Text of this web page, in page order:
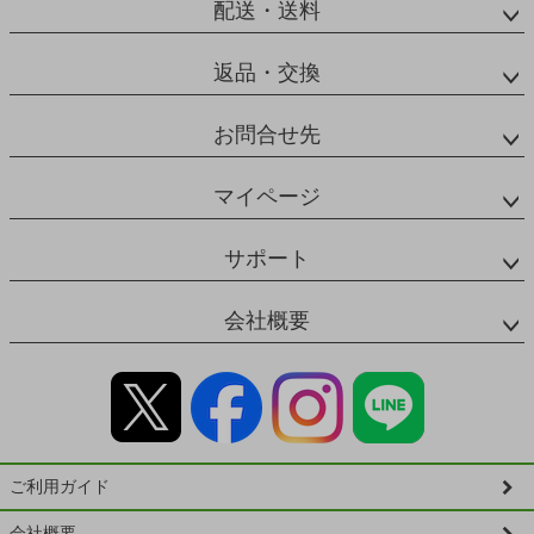
配送・送料
返品・交換
お問合せ先
マイページ
サポート
会社概要
ご利用ガイド